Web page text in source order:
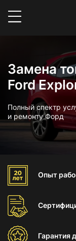
Замена
Ford
Полный спектр
и ремонту Форд
Опыт
Гарантия